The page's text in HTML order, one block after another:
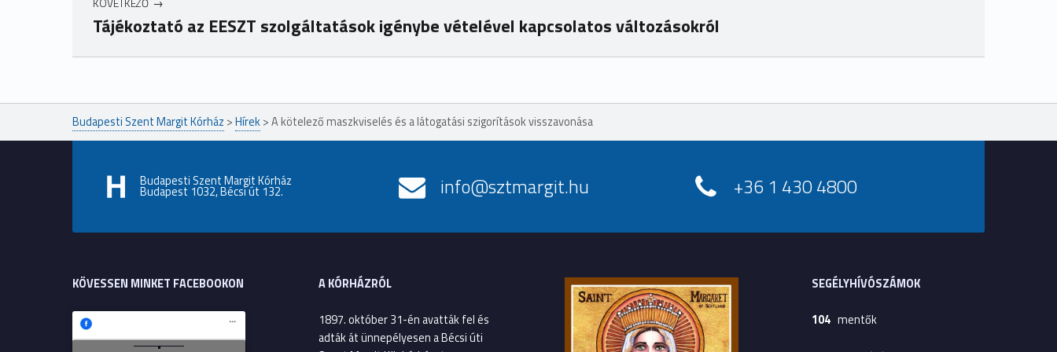
Tájékoztató az EESZT szolgáltatások igénybe vételével kapcsolatos változásokról
Ugrás a főmenühöz
Budapesti Szent Margit Kórház >Hírek>A kötelező maszkviselés és a látogatási szigorítások visszavonása
Budapesti Szent Margit Kórház
Budapest 1032, Bécsi út 132. info@sztmargit.hu +36 1 430 4800
KÖVESSEN MINKET FACEBOOKON A KÓRHÁZRÓL
1897. október 31-én avatták fel és
adták át ünnepélyesen a Bécsi úti
SEGÉLYHÍVÓSZÁMOK
104mentők